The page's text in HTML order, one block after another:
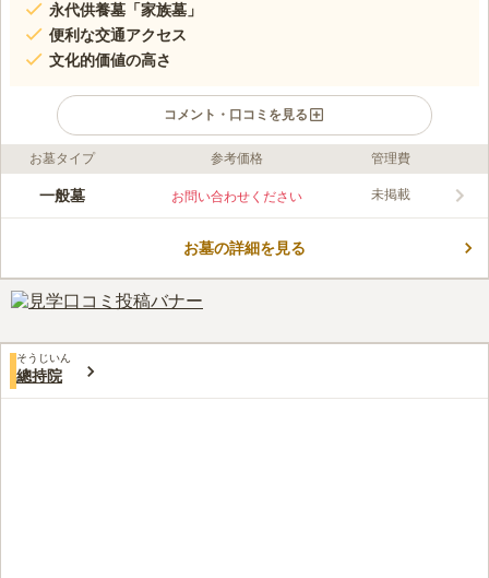
永代供養墓「家族墓」
便利な交通アクセス
文化的価値の高さ
コメント・口コミを見る
口コミ評価
この霊園はまだ誰からも評価されていません。
お墓タイプ 参考価格 管理費
一般墓 お問い合わせください 未掲載
お墓の詳細を見る
そうじいん
總持院